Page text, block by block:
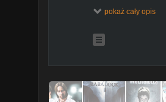
Kamera: DJI Osmo
pokaż cały opis